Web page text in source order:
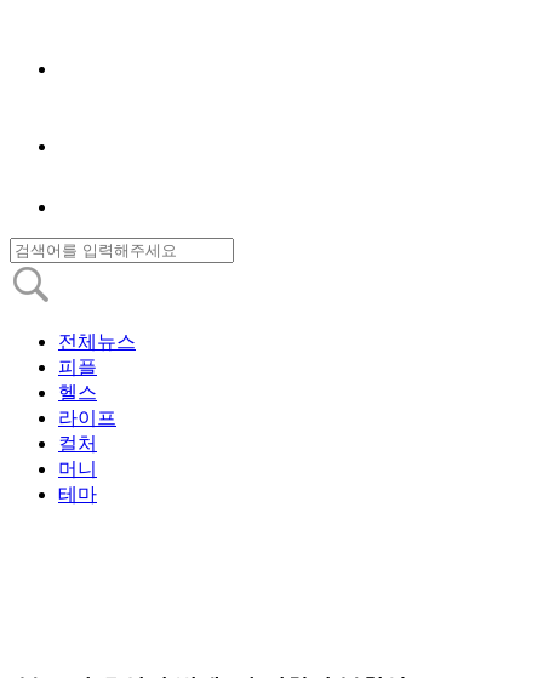
전체뉴스
피플
헬스
라이프
컬처
머니
테마